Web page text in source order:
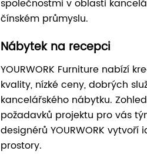
společnostmi v oblasti
čínském průmyslu.
Nábytek na recepci
YOURWORK Furniture nabízí
kvality, nízké ceny, dobrých
kancelářského nábytku.
požadavků projektu pro vás
designérů YOURWORK
prostory.